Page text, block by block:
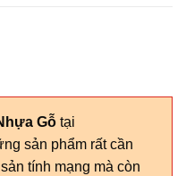
Gỗ tại
sản phẩm rất cần
tính mạng mà còn